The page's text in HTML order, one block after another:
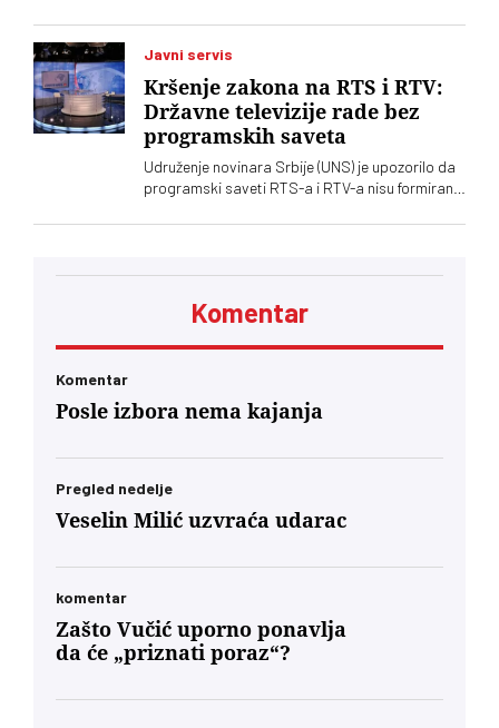
Vučić je poručio da je reč o proslavi zločina
počinjenih nad srpskim narodom
Javni servis
Kršenje zakona na RTS i RTV:
Državne televizije rade bez
programskih saveta
Udruženje novinara Srbije (UNS) je upozorilo da
programski saveti RTS-a i RTV-a nisu formirani
čega se postavlja pitanje poštovanja zakonskih
kontrole javnih medijskih servisa
Komentar
Komentar
Posle izbora nema kajanja
Pregled nedelje
Veselin Milić uzvraća udarac
komentar
Zašto Vučić uporno ponavlja
da će „priznati poraz“?